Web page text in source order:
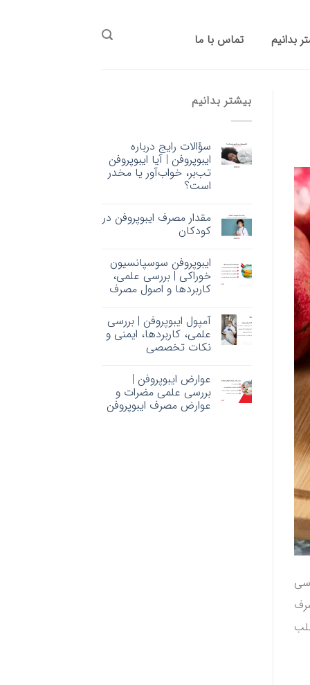
بدانیم تماس با ما
بیشتر بدانیم
سؤالات رایج درباره
ایبوپروفن | آیا ایبوپروفن
تب‌بر، خواب‌آور یا مخدر
است؟
مقدار مصرف ایبوپروفن در
کودکان
ایبوپروفن سوسپانسیون
خوراکی | بررسی علمی،
کاربردها و اصول مصرف
آمپول ایبوپروفن | بررسی
علمی، کاربردها، ایمنی و
نکات تخصصی
عوارض ایبوپروفن |
بررسی علمی مضرات و
عوارض مصرف ایبوپروفن